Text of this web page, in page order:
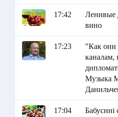
17:42
Ленивые
вино
17:23
"Как они
Музыка
17:04
Бабусині